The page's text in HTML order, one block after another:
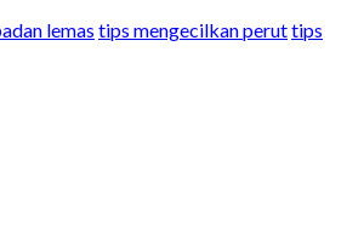
lemas tips mengecilkan peruttips